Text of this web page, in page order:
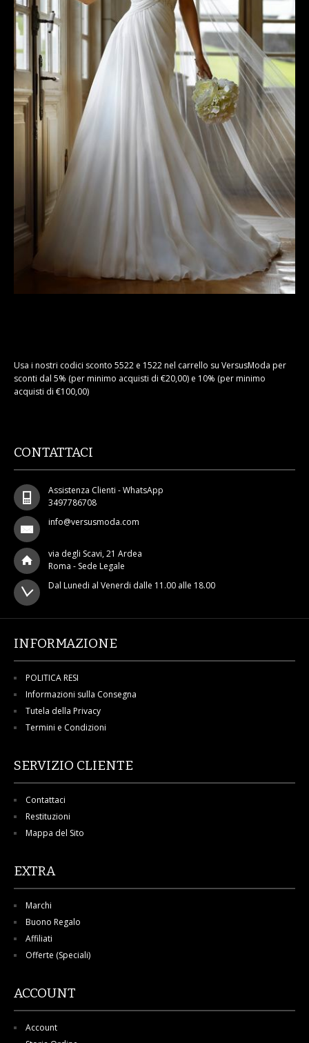
Usa i nostri codici sconto 5522 e 1522 nel carrello su VersusModa per
sconti dal 5% (per minimo acquisti di €20,00) e 10% (per minimo
acquisti di €100,00)
CONTATTACI
Assistenza Clienti - WhatsApp
3497786708
info@versusmoda.com
via degli Scavi, 21 Ardea
Roma - Sede Legale
Dal Lunedi al Venerdi dalle 11.00 alle 18.00
INFORMAZIONE
POLITICA RESI
Informazioni sulla Consegna
Tutela della Privacy
Termini e Condizioni
SERVIZIO CLIENTE
Contattaci
Restituzioni
Mappa del Sito
EXTRA
Marchi
Buono Regalo
Affiliati
Offerte (Speciali)
ACCOUNT
Account